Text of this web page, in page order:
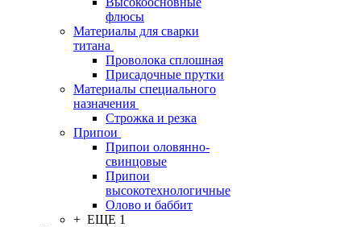
флюсы
Материалы для сварки
титана
Проволока сплошная
Присадочные прутки
Материалы специального
назначения
Строжка и резка
Припои
Припои оловянно-
свинцовые
Припои
высокотехнологичные
Олово и баббит
+ ЕЩЕ 1